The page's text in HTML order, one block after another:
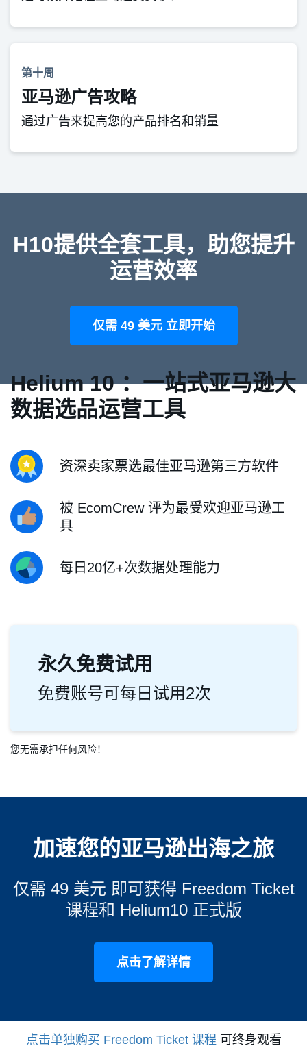
第十周
亚马逊广告攻略
通过广告来提高您的产品排名和销量
H10提供全套工具，助您提升
运营效率
仅需 49 美元 立即开始
Helium 10 ：一站式亚马逊大
数据选品运营工具
资深卖家票选最佳亚马逊第三方软件
被 EcomCrew 评为最受欢迎亚马逊工
具
每日20亿+次数据处理能力
永久免费试用
免费账号可每日试用2次
您无需承担任何风险！
加速您的亚马逊出海之旅
仅需 49 美元 即可获得 Freedom Ticket
课程和 Helium10 正式版
点击了解详情
点击单独购买 Freedom Ticket 课程 可终身观看